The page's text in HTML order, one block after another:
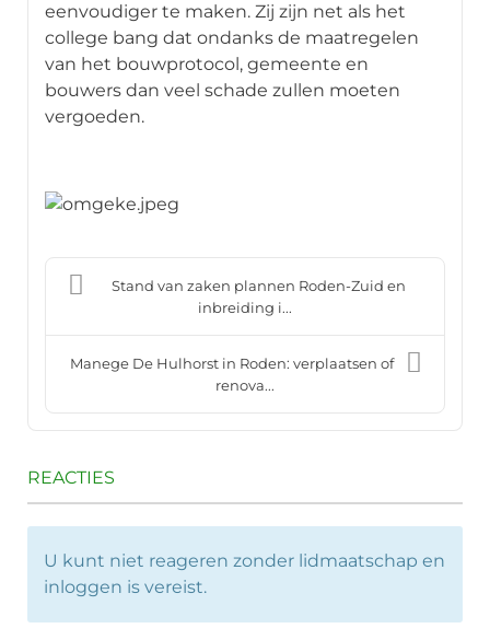
eenvoudiger te maken. Zij zijn net als het
college bang dat ondanks de maatregelen
van het bouwprotocol, gemeente en
bouwers dan veel schade zullen moeten
vergoeden.
Stand van zaken plannen Roden-Zuid en
inbreiding i...
Manege De Hulhorst in Roden: verplaatsen of
renova...
REACTIES
U kunt niet reageren zonder lidmaatschap en
inloggen is vereist.